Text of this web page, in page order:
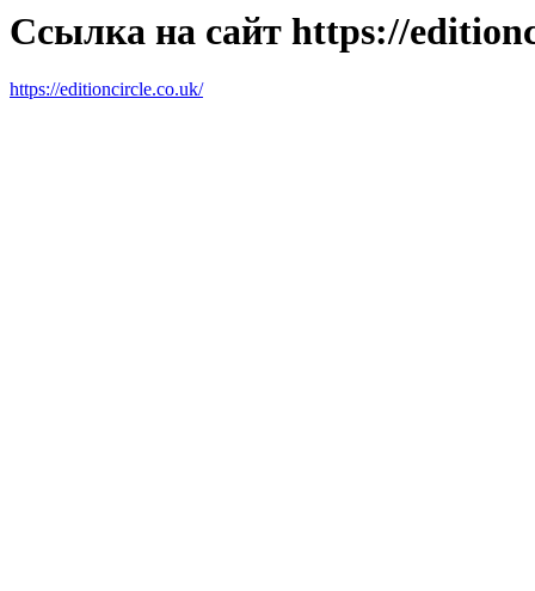
Ссылка на сайт https://
https://editioncircle.co.uk/